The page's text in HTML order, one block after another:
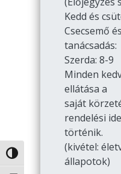
Nagy kontraszt váltása
Kedd és
Csecsemő
tanácsadás:
Szerda: 8-9
Minden
ellátása a
saját
rendelési
történik.
(kivétel:
állapotok)